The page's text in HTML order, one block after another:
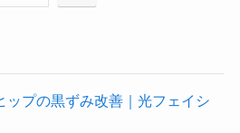
ップの黒ずみ改善｜光フェイシ